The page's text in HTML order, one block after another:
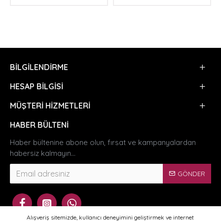
BILGILENDIRME
HESAP BILGISI
MÜŞTERI HIZMETLERI
HABER BÜLTENI
Haber bültenine abone olun, fırsat ve kampanyalardan
habersiz kalmayın...
GÖNDER
Alışveriş sitemizde, kullanıcı deneyimini geliştirmek ve internet